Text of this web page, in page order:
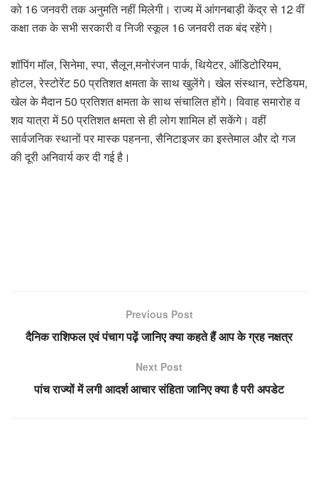
को 16 जनवरी तक अनुमति नहीं मिलेगी। राज्य में आंगनबाड़ी केंद्र से 12 वीं
कक्षा तक के सभी सरकारी व निजी स्कूल 16 जनवरी तक बंद रहेंगे।
शॉपिंग मॉल, सिनेमा, स्पा, सैलून,मनोरंजन पार्क, थियेटर, ऑडिटोरियम,
होटल, रेस्टोरेंट 50 प्रतिशत क्षमता के साथ खुलेंगे। खेल संस्थान, स्टेडियम,
खेल के मैदान 50 प्रतिशत क्षमता के साथ संचालित होंगे। विवाह समारोह व
शव यात्रा में 50 प्रतिशत क्षमता से ही लोग शामिल हों सकेंगे। वहीं
सार्वजनिक स्थानों पर मास्क पहनना, सैनिटाइजर का इस्तेमाल और दो गज
की दूरी अनिवार्य कर दी गई है।
Previous Post
दैनिक राशिफल एवं पंचाग पढ़ें जानिए क्या कहते हैं आप के ग्रह नक्षत्र
Next Post
पांच राज्यों में लगी आदर्श आचार संहिता जानिए क्या है परी अपडेट